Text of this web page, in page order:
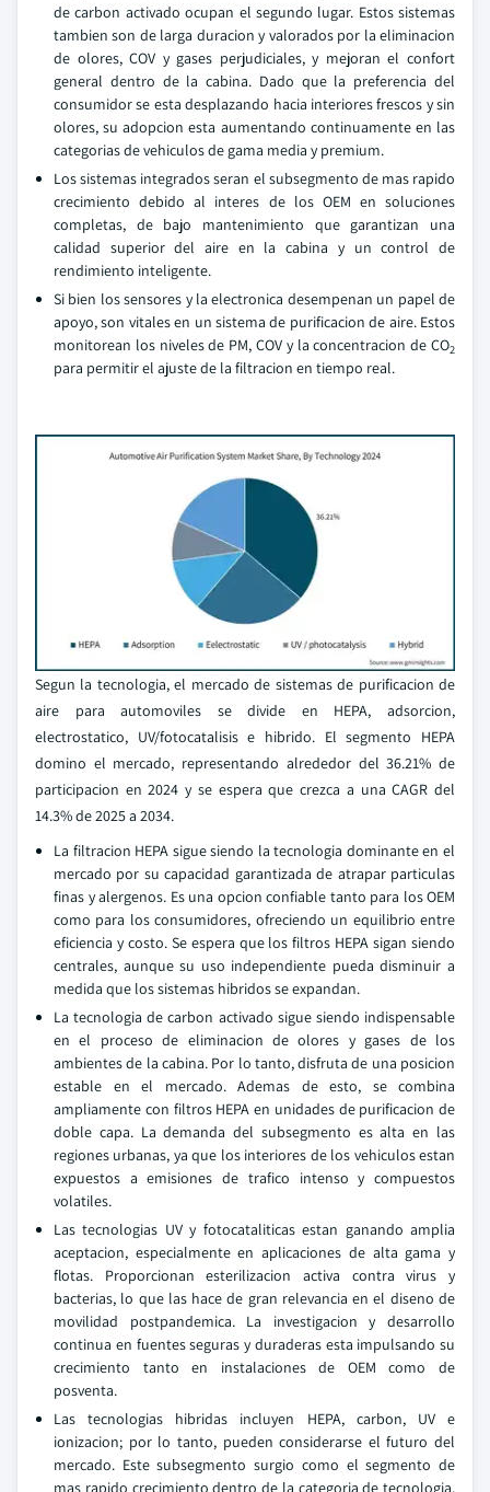
de carbon activado ocupan el segundo lugar. Estos sistemas
tambien son de larga duracion y valorados por la eliminacion
de olores, COV y gases perjudiciales, y mejoran el confort
general dentro de la cabina. Dado que la preferencia del
consumidor se esta desplazando hacia interiores frescos y sin
olores, su adopcion esta aumentando continuamente en las
categorias de vehiculos de gama media y premium.
Los sistemas integrados seran el subsegmento de mas rapido
crecimiento debido al interes de los OEM en soluciones
completas, de bajo mantenimiento que garantizan una
calidad superior del aire en la cabina y un control de
rendimiento inteligente.
Si bien los sensores y la electronica desempenan un papel de
apoyo, son vitales en un sistema de purificacion de aire. Estos
monitorean los niveles de PM, COV y la concentracion de CO2
para permitir el ajuste de la filtracion en tiempo real.
Segun la tecnologia, el mercado de sistemas de purificacion de
aire para automoviles se divide en HEPA, adsorcion,
electrostatico, UV/fotocatalisis e hibrido. El segmento HEPA
domino el mercado, representando alrededor del 36.21% de
participacion en 2024 y se espera que crezca a una CAGR del
14.3% de 2025 a 2034.
La filtracion HEPA sigue siendo la tecnologia dominante en el
mercado por su capacidad garantizada de atrapar particulas
finas y alergenos. Es una opcion confiable tanto para los OEM
como para los consumidores, ofreciendo un equilibrio entre
eficiencia y costo. Se espera que los filtros HEPA sigan siendo
centrales, aunque su uso independiente pueda disminuir a
medida que los sistemas hibridos se expandan.
La tecnologia de carbon activado sigue siendo indispensable
en el proceso de eliminacion de olores y gases de los
ambientes de la cabina. Por lo tanto, disfruta de una posicion
estable en el mercado. Ademas de esto, se combina
ampliamente con filtros HEPA en unidades de purificacion de
doble capa. La demanda del subsegmento es alta en las
regiones urbanas, ya que los interiores de los vehiculos estan
expuestos a emisiones de trafico intenso y compuestos
volatiles.
Las tecnologias UV y fotocataliticas estan ganando amplia
aceptacion, especialmente en aplicaciones de alta gama y
flotas. Proporcionan esterilizacion activa contra virus y
bacterias, lo que las hace de gran relevancia en el diseno de
movilidad postpandemica. La investigacion y desarrollo
continua en fuentes seguras y duraderas esta impulsando su
crecimiento tanto en instalaciones de OEM como de
posventa.
Las tecnologias hibridas incluyen HEPA, carbon, UV e
ionizacion; por lo tanto, pueden considerarse el futuro del
mercado. Este subsegmento surgio como el segmento de
mas rapido crecimiento dentro de la categoria de tecnologia,